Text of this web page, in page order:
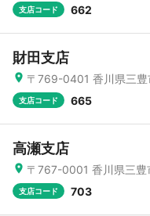
支店コード 662
財田支店
〒769-0401 香川県三
支店コード 665
高瀬支店
〒767-0001 香川県三豊
支店コード 703